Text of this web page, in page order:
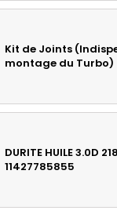
Kit de Joints
montage du Turbo)
DURITE HUILE 3.0D
11427785855